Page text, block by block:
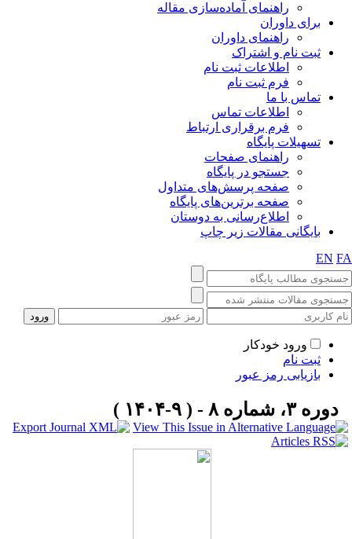
راهنمای آماده‌سازی مقاله
داوران
راهنمای داوران
نام و اشتراک
اطلاعات ثبت نام
فرم ثبت نام
با ما
اطلاعات تماس
فرم برقراری ارتباط
پایگاه
راهنمای صفحات
جستجو در پایگاه
صفحه پرسش‌های متداول
صفحه برترین‌های پایگاه
اطلاع‌رسانی به دوستان
مقالات زیر چاپ
ورود خودکار
نام
رمز عبور
۱۴۰۴ )